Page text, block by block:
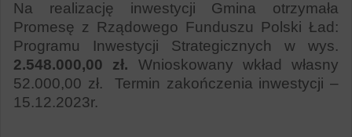
Na realizację inwestycji Gmina otrzymała
Promesę z Rządowego Funduszu Polski Ład:
Programu Inwestycji Strategicznych w wys.
2.548.000,00 zł. Wnioskowany wkład własny
52.000,00 zł. Termin zakończenia inwestycji –
15.12.2023r.